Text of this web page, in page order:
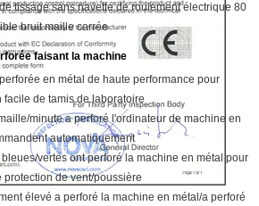
tissage sans navette de roulement électrique 80
bruit maille carrée
faisant la machine
en métal de haute performance pour
facile de tamis de laboratoire
minute a perforé l'ordinateur de machine en
automatiquement
vertes ont perforé la machine en métal pour
protection de vent/poussière
élevé a perforé la machine en métal/a perforé